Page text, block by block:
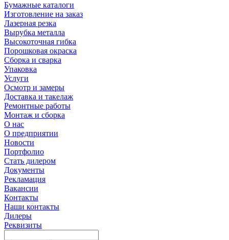
Бумажные каталоги
Изготовление на заказ
Лазерная резка
Вырубка металла
Высокоточная гибка
Порошковая окраска
Сборка и сварка
Упаковка
Услуги
Осмотр и замеры
Доставка и такелаж
Ремонтные работы
Монтаж и сборка
О нас
О предприятии
Новости
Портфолио
Стать дилером
Документы
Рекламация
Вакансии
Контакты
Наши контакты
Дилеры
Реквизиты